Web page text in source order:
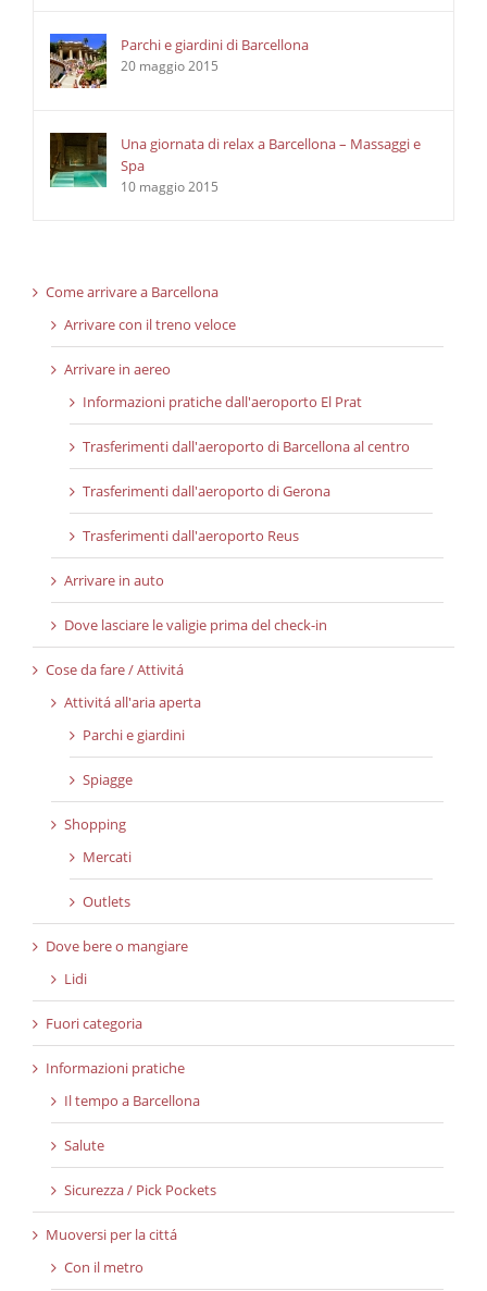
Parchi e giardini di Barcellona
20 maggio 2015
Una giornata di relax a Barcellona – Massaggi e
Spa
10 maggio 2015
Come arrivare a Barcellona
Arrivare con il treno veloce
Arrivare in aereo
Informazioni pratiche dall'aeroporto El Prat
Trasferimenti dall'aeroporto di Barcellona al centro
Trasferimenti dall'aeroporto di Gerona
Trasferimenti dall'aeroporto Reus
Arrivare in auto
Dove lasciare le valigie prima del check-in
Cose da fare / Attivitá
Attivitá all'aria aperta
Parchi e giardini
Spiagge
Shopping
Mercati
Outlets
Dove bere o mangiare
Lidi
Fuori categoria
Informazioni pratiche
Il tempo a Barcellona
Salute
Sicurezza / Pick Pockets
Muoversi per la cittá
Con il metro